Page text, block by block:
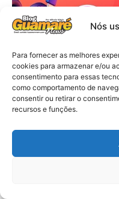
Nós
Para fornecer as melhores
cookies para armazenar e/ou
consentimento para essas
como comportamento de
consentir ou retirar o
recursos e funções.